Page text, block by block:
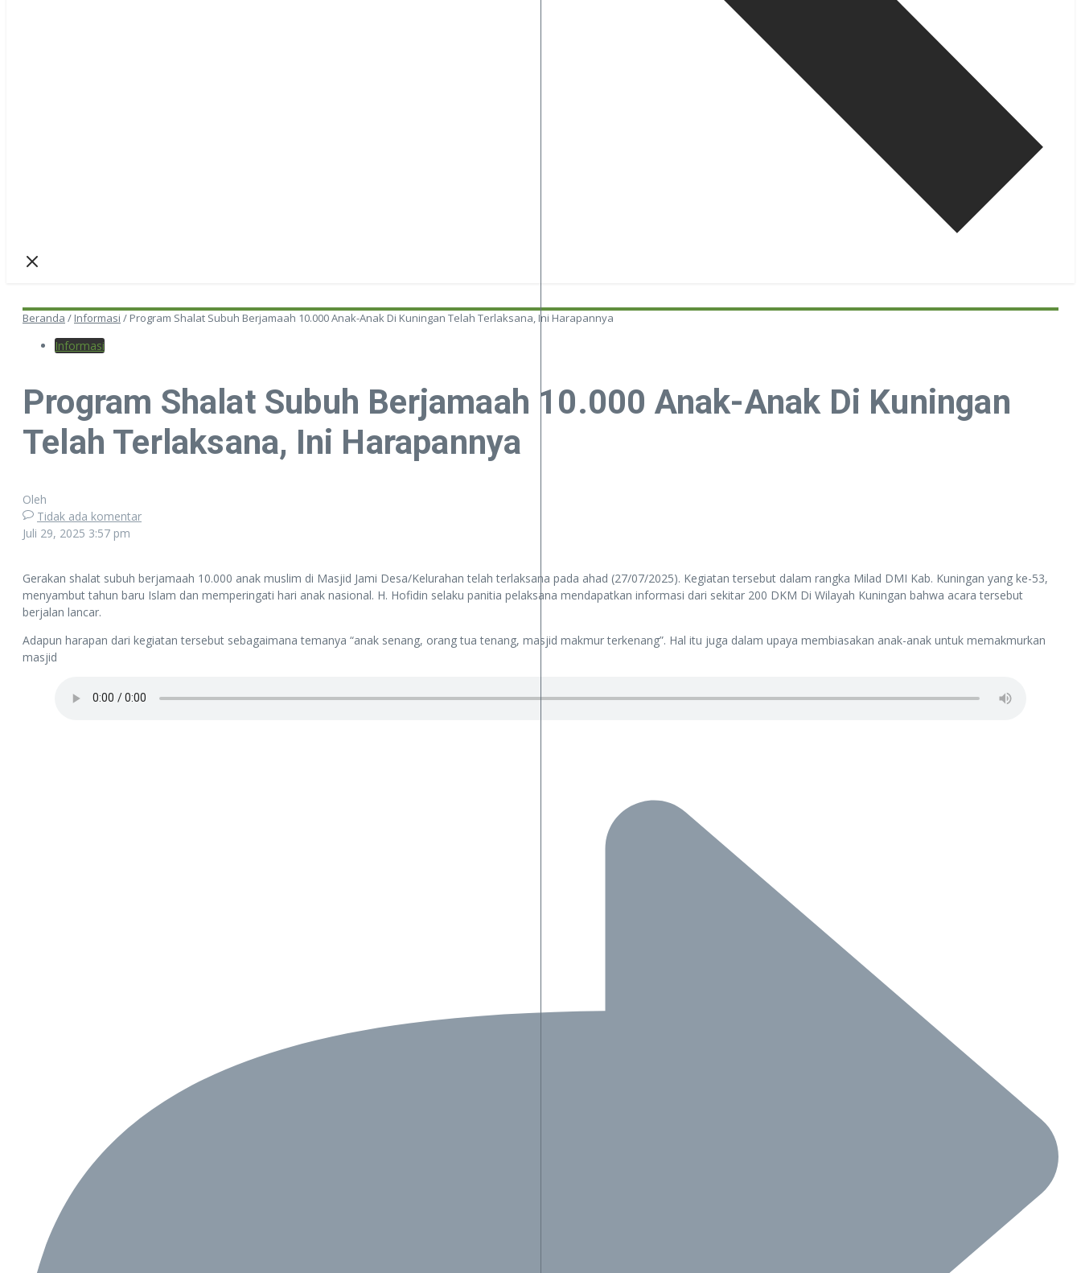
Beranda / Informasi / Program Shalat Subuh Berjamaah 10.000 Anak-Anak Di Kuningan Telah Terlaksana, Ini Harapannya
Informasi
Program Shalat Subuh Berjamaah 10.000 Anak-Anak Di Kuningan
Telah Terlaksana, Ini Harapannya
Oleh
Tidak ada komentar
Juli 29, 2025 3:57 pm
Gerakan shalat subuh berjamaah 10.000 anak muslim di Masjid Jami Desa/Kelurahan telah terlaksana pada ahad (27/07/2025). Kegiatan tersebut dalam rangka Milad DMI Kab. Kuningan yang ke-53,
menyambut tahun baru Islam dan memperingati hari anak nasional. H. Hofidin selaku panitia pelaksana mendapatkan informasi dari sekitar 200 DKM Di Wilayah Kuningan bahwa acara tersebut
berjalan lancar.
Adapun harapan dari kegiatan tersebut sebagaimana temanya “anak senang, orang tua tenang, masjid makmur terkenang”. Hal itu juga dalam upaya membiasakan anak-anak untuk memakmurkan
masjid